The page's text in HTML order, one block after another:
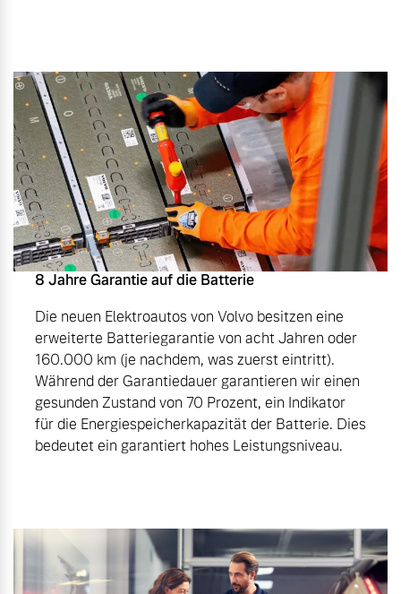
8 Jahre Garantie auf die Batterie
Die neuen Elektroautos von Volvo besitzen eine
erweiterte Batteriegarantie von acht Jahren oder
160.000 km (je nachdem, was zuerst eintritt).
Während der Garantiedauer garantieren wir einen
gesunden Zustand von 70 Prozent, ein Indikator
für die Energiespeicherkapazität der Batterie. Dies
bedeutet ein garantiert hohes Leistungsniveau.